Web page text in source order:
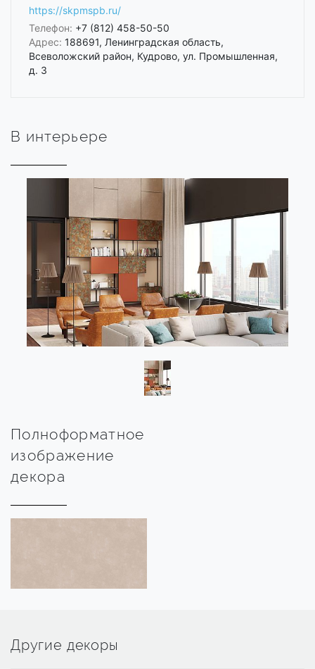
https://skpmspb.ru/
Телефон: +7 (812) 458-50-50
Адрес: 188691, Ленинградская область,
Всеволожский район, Кудрово, ул. Промышленная,
д. 3
В интерьере
Полноформатное
изображение
декора
Другие декоры